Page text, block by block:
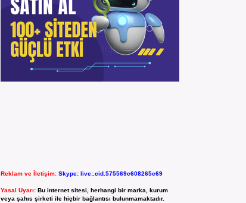
Reklam ve İletişim: Skype: live:.cid.575569c608265c69
Yasal Uyarı: Bu internet sitesi, herhangi bir marka, kurum
veya şahıs şirketi ile hiçbir bağlantısı bulunmamaktadır.